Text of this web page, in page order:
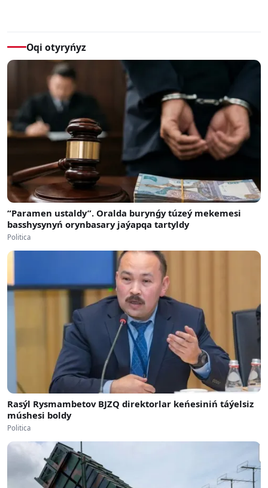
Oqi otyryńyz
“Paramen ustaldy”. Oralda burynǵy túzeý mekemesi
basshysynyń orynbasary jaýapqa tartyldy
Politica
Rasýl Rysmambetov BJZQ direktorlar keńesiniń táýelsiz
múshesi boldy
Politica